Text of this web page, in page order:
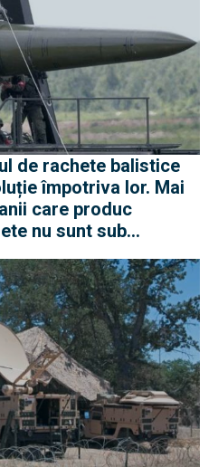
de rachete balistice
împotriva lor. Mai
care produc
nu sunt sub